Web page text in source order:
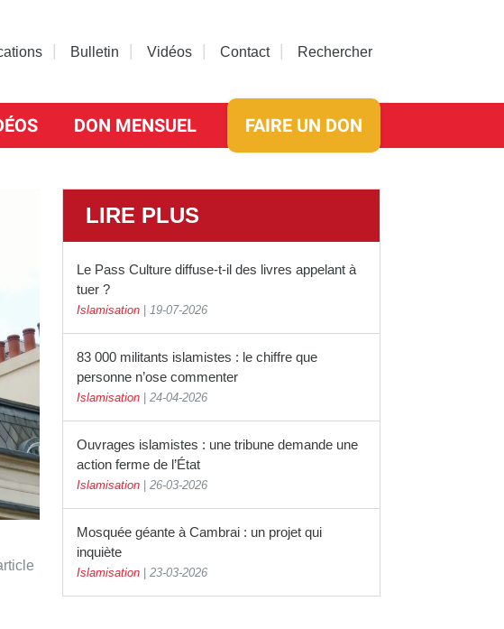
Bulletin Vidéos Contact Rechercher
DON MENSUEL FAIRE UN DON
LIRE PLUS
Le Pass Culture diffuse-t-il des livres appelant à
tuer ?
Islamisation 19-07-2026
83 000 militants islamistes : le chiffre que
personne n’ose commenter
Islamisation 24-04-2026
Ouvrages islamistes : une tribune demande une
action ferme de l’État
Islamisation 26-03-2026
Mosquée géante à Cambrai : un projet qui
inquiète
Islamisation 23-03-2026